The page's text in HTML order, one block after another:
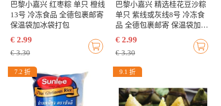
巴黎小嘉兴 红枣粽 单只 橙线
13号 冷冻食品 全德包裹邮寄
保温袋加冰袋打包
€ 2.99
€ 3.30
巴黎小嘉兴 精选桂花豆沙粽
单只 紫线或灰线8号 冷冻食
品 全德包裹邮寄 保温袋加冰
袋打包
€ 2.99
€ 3.30
7.2 折 9.1 折